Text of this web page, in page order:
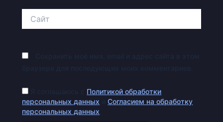
Политикой обработки
персональных данных иСогласием на обработку
персональных данных